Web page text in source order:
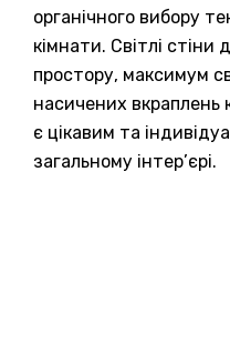
органічного вибору
кімнати. Світлі стіни
простору, максимум
насичених вкраплень
є цікавим та
загальному інтер’єрі.